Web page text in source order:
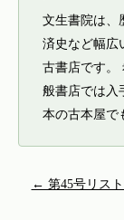
文生書院は、
済史など幅広
古書店です。
般書店では入
本の古本屋で
← 第45号リス